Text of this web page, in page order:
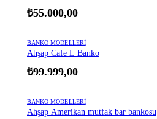
₺55.000,00
BANKO MODELLERI
Ahşap Cafe L Banko
₺99.999,00
BANKO MODELLERI
Ahşap Amerikan mutfak bar bankosu